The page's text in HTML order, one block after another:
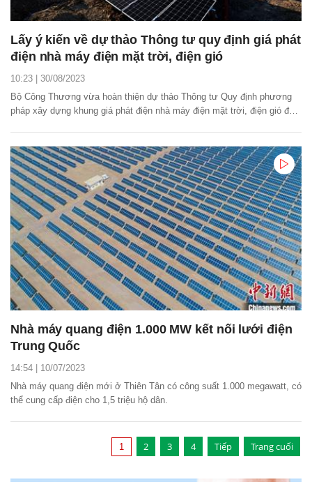
Lấy ý kiến về dự thảo Thông tư quy định giá phát
điện nhà máy điện mặt trời, điện gió
10:23 | 30/08/2023
Bộ Công Thương vừa hoàn thiện dự thảo Thông tư Quy định phương
pháp xây dựng khung giá phát điện nhà máy điện mặt trời, điện gió để
Nhà máy quang điện 1.000 MW kết nối lưới điện
Trung Quốc
14:54 | 10/07/2023
Nhà máy quang điện mới ở Thiên Tân có công suất 1.000 megawatt, có
thể cung cấp điện cho 1,5 triệu hộ dân.
1 2 3 4 Tiếp Trang cuối